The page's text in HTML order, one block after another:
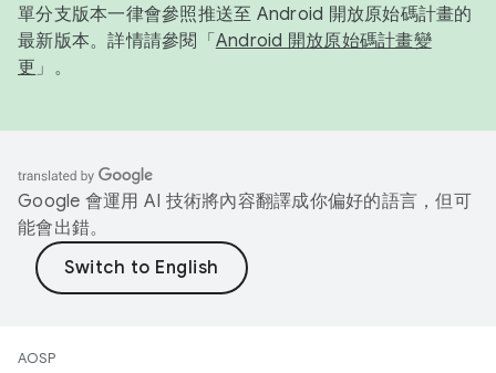
單分支版本一律會參照推送至 Android 開放原始碼計畫的
最新版本。詳情請參閱「 Android 開放原始碼計畫變
更 」。
Google 會運用 AI 技術將內容翻譯成你偏好的語言，但可
能會出錯。
AOSP